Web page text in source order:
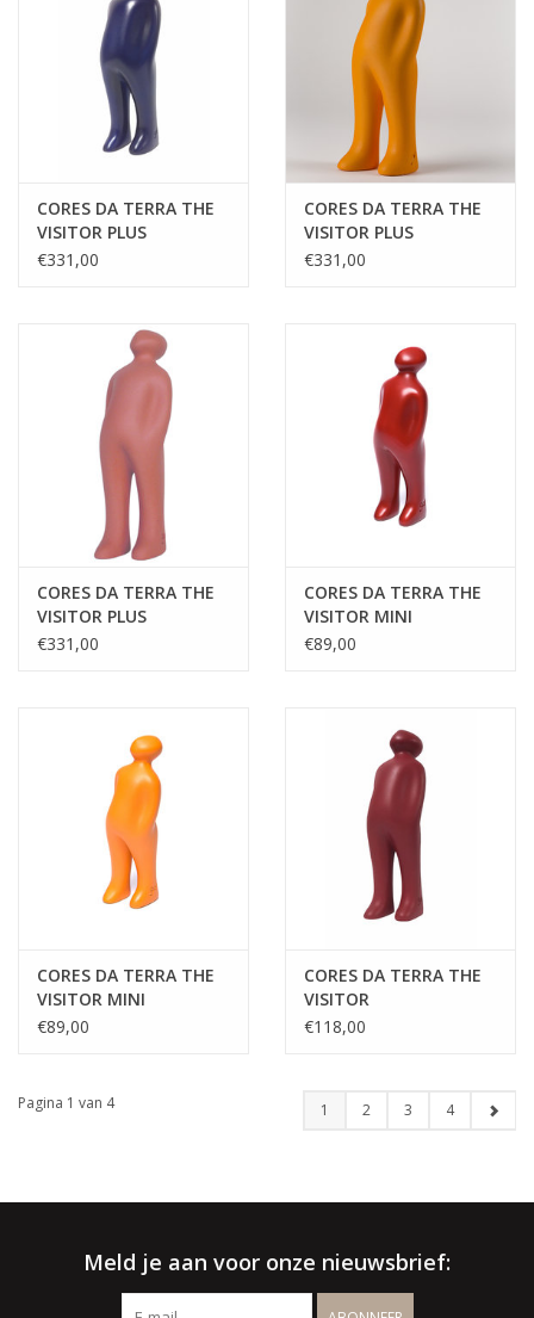
CORES DA TERRA THE
VISITOR PLUS
€331,00
CORES DA TERRA THE
VISITOR PLUS
€331,00
CORES DA TERRA THE
VISITOR PLUS
€331,00
CORES DA TERRA THE
VISITOR MINI
€89,00
CORES DA TERRA THE
VISITOR MINI
€89,00
CORES DA TERRA THE
VISITOR
€118,00
Pagina 1 van 4 1 2 3 4
Meld je aan voor onze nieuwsbrief: